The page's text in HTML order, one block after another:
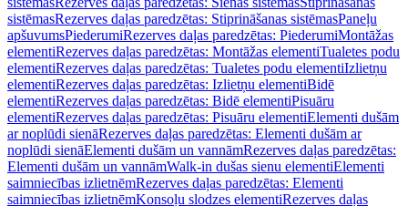
sistēmasRezerves daļas paredzētas: Stiprināšanas sistēmasPaneļu
apšuvumsPiederumiRezerves daļas paredzētas: PiederumiMontāžas
elementiRezerves daļas paredzētas: Montāžas elementiTualetes podu
elementiRezerves daļas paredzētas: Tualetes podu elementiIzlietņu
elementiRezerves daļas paredzētas: Izlietņu elementiBidē
elementiRezerves daļas paredzētas: Bidē elementiPisuāru
elementiRezerves daļas paredzētas: Pisuāru elementiElementi dušām
ar noplūdi sienāRezerves daļas paredzētas: Elementi dušām ar
noplūdi sienāElementi dušām un vannāmRezerves daļas paredzētas:
Elementi dušām un vannāmWalk-in dušas sienu elementiElementi
saimniecības izlietnēmRezerves daļas paredzētas: Elementi
saimniecības izlietnēmKonsoļu slodzes elementiRezerves daļas